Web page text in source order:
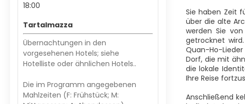
Sie haben Zeit
über die alte
werden Sie
getrocknet
Quan-Ho-
Dorf, die mit
die lokale
Ihre Reise
Anschließend
18:00
Tartalmazza
Übernachtungen in den
vorgesehenen Hotels; siehe
Hotelliste oder ähnlichen Hotels..
Die im Programm angegebenen
Mahlzeiten (F: Frühstück; M: